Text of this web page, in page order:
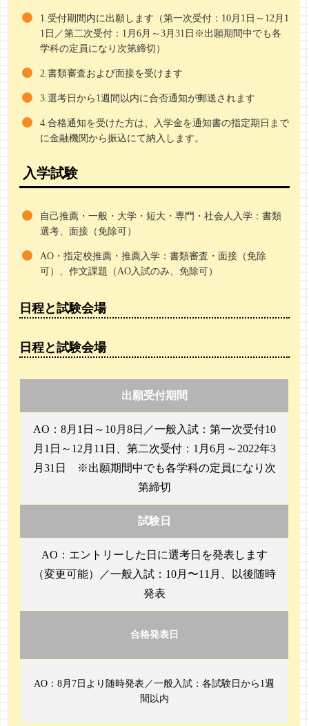
1.受付期間内に出願します（第一次受付：10月1日～12月1
1日／第二次受付：1月6月～3月31日※出願期間中でも各
学科の定員になり次第締切）
2.書類審査および面接を受けます
3.選考日から1週間以内に合否通知が郵送されます
4.合格通知を受けた方は、入学金を通知書の指定期日まで
に金融機関から振込にて納入します。
入学試験
自己推薦・一般・大学・短大・専門・社会人入学：書類
選考、面接（免除可）
AO・指定校推薦・推薦入学：書類審査・面接（免除
可）、作文課題（AO入試のみ、免除可）
日程と試験会場
日程と試験会場
出願受付期間
AO：8月1日～10月8日／一般入試：第一次受付10
月1日～12月11日、第二次受付：1月6月～2022年3
月31日 ※出願期間中でも各学科の定員になり次
第締切
試験日
AO：エントリーした日に選考日を発表します
（変更可能）／一般入試：10月〜11月、以後随時
発表
合格発表日
AO：8月7日より随時発表／一般入試：各試験日から1週
間以内